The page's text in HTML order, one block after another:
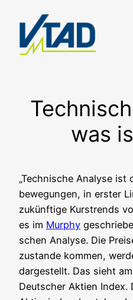
springen
was
„Tech­ni­sche Ana­ly­se
be­we­gun­gen, in ers­ter
zukünf­ti­ge Kurs­trends
es im Mur­phy
schen Ana­ly­se. Die
zustan­de kom­men,
dar­ge­stellt. Das sieht
Deut­scher Akti­en